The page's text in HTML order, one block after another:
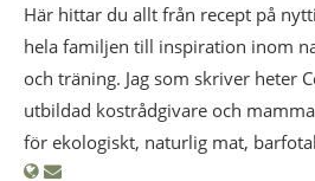
Här hittar du allt från recept på
hela familjen till inspiration inom
och träning. Jag som skriver heter
utbildad kostrådgivare och
för ekologiskt, naturlig mat,